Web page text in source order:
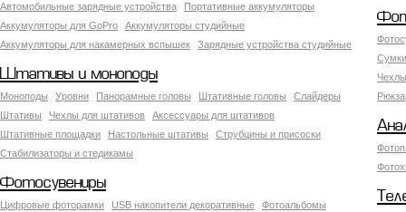
Автомобильные зарядные устройства
Портативные аккумуляторы
Аккумуляторы для GoPro
Аккумуляторы студийные
Аккумуляторы для накамерных вспышек
Зарядные устройства студийные
Штативы и моноподы
Моноподы Уровни Панорамные головы Штативные головы
Слайдеры
Штативы
Чехлы для штативов
Аксессуары для штативов
Штативные площадки
Настольные штативы
Струбцины и присоски
Стабилизаторы и стедикамы
Фотосувениры
Цифровые фоторамки USB накопители декоративные
Фотоальбомы